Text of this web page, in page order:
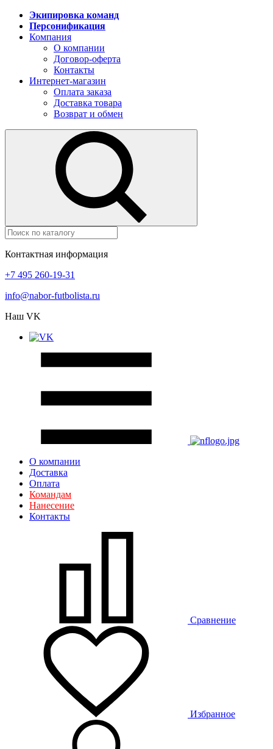
Экипировка команд
Персонификация
Компания
О компании
Договор-оферта
Контакты
Интернет-магазин
Оплата заказа
Доставка товара
Возврат и обмен
Контактная информация
+7 495 260-19-31
info@nabor-futbolista.ru
Наш VK
О компании
Доставка
Оплата
Командам
Нанесение
Контакты
Сравнение
Избранное